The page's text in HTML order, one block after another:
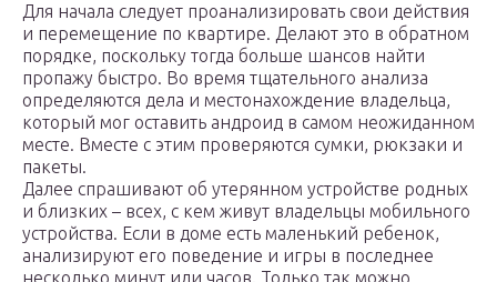
Для начала следует проанализировать свои действия
и перемещение по квартире. Делают это в обратном
порядке, поскольку тогда больше шансов найти
пропажу быстро. Во время тщательного анализа
определяются дела и местонахождение владельца,
который мог оставить андроид в самом неожиданном
месте. Вместе с этим проверяются сумки, рюкзаки и
пакеты.
Далее спрашивают об утерянном устройстве родных
и близких – всех, с кем живут владельцы мобильного
устройства. Если в доме есть маленький ребенок,
анализируют его поведение и игры в последнее
несколько минут или часов. Только так можно